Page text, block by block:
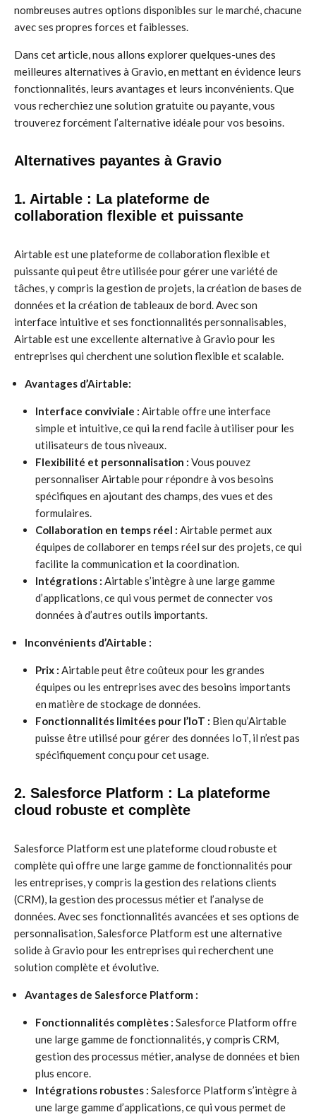
nombreuses autres options disponibles sur le marché, chacune
avec ses propres forces et faiblesses.
Dans cet article, nous allons explorer quelques-unes des
meilleures alternatives à Gravio, en mettant en évidence leurs
fonctionnalités, leurs avantages et leurs inconvénients. Que
vous recherchiez une solution gratuite ou payante, vous
trouverez forcément l’alternative idéale pour vos besoins.
Alternatives payantes à Gravio
1. Airtable : La plateforme de
collaboration flexible et puissante
Airtable est une plateforme de collaboration flexible et
puissante qui peut être utilisée pour gérer une variété de
tâches, y compris la gestion de projets, la création de bases de
données et la création de tableaux de bord. Avec son
interface intuitive et ses fonctionnalités personnalisables,
Airtable est une excellente alternative à Gravio pour les
entreprises qui cherchent une solution flexible et scalable.
Avantages d’Airtable:
Interface conviviale : Airtable offre une interface
simple et intuitive, ce qui la rend facile à utiliser pour les
utilisateurs de tous niveaux.
Flexibilité et personnalisation : Vous pouvez
personnaliser Airtable pour répondre à vos besoins
spécifiques en ajoutant des champs, des vues et des
formulaires.
Collaboration en temps réel : Airtable permet aux
équipes de collaborer en temps réel sur des projets, ce qui
facilite la communication et la coordination.
Intégrations : Airtable s’intègre à une large gamme
d’applications, ce qui vous permet de connecter vos
données à d’autres outils importants.
Inconvénients d’Airtable :
Prix : Airtable peut être coûteux pour les grandes
équipes ou les entreprises avec des besoins importants
en matière de stockage de données.
Fonctionnalités limitées pour l’IoT : Bien qu’Airtable
puisse être utilisé pour gérer des données IoT, il n’est pas
spécifiquement conçu pour cet usage.
2. Salesforce Platform : La plateforme
cloud robuste et complète
Salesforce Platform est une plateforme cloud robuste et
complète qui offre une large gamme de fonctionnalités pour
les entreprises, y compris la gestion des relations clients
(CRM), la gestion des processus métier et l’analyse de
données. Avec ses fonctionnalités avancées et ses options de
personnalisation, Salesforce Platform est une alternative
solide à Gravio pour les entreprises qui recherchent une
solution complète et évolutive.
Avantages de Salesforce Platform :
Fonctionnalités complètes : Salesforce Platform offre
une large gamme de fonctionnalités, y compris CRM,
gestion des processus métier, analyse de données et bien
plus encore.
Intégrations robustes : Salesforce Platform s’intègre à
une large gamme d’applications, ce qui vous permet de